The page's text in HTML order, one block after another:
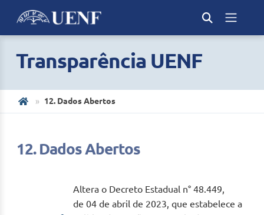
Transparência UENF
12. Dados Abertos
12. Dados Abertos
Altera o Decreto Estadual n° 48.449,
de 04 de abril de 2023, que estabelece a